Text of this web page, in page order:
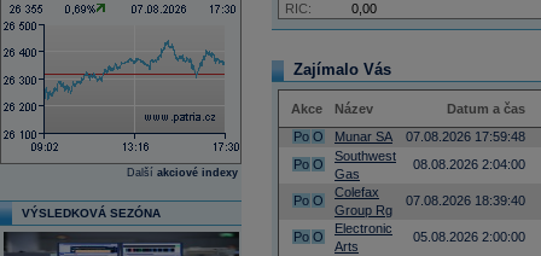
Další akciové indexy
VÝSLEDKOVÁ SEZÓNA
RIC: 0,00
Zajímalo Vás
Akce Název
Datum a čas
Po O Munar SA
07.08.2026 17:59:48
Po O
Southwest
Gas
08.08.2026 2:04:00
Po O
Colefax
Group Rg
07.08.2026 18:39:40
Po O
Electronic
Arts
05.08.2026 2:00:00